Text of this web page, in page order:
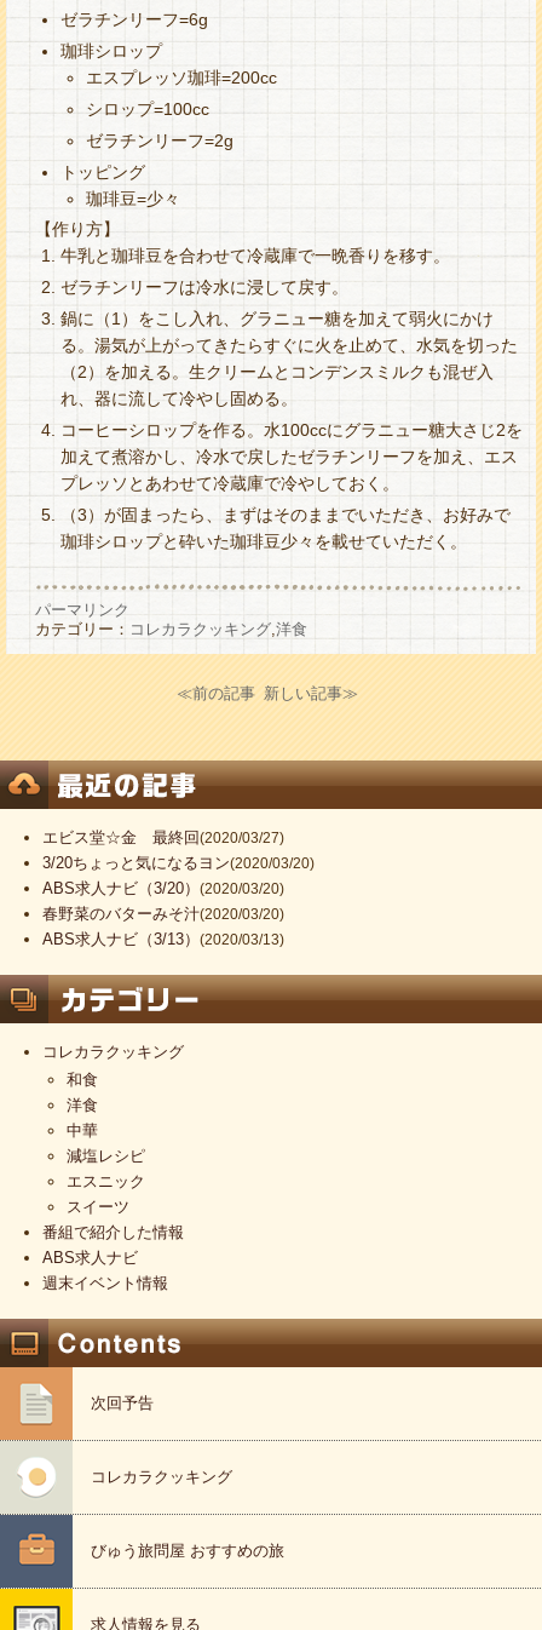
ゼラチンリーフ=6g
珈琲シロップ
エスプレッソ珈琲=200cc
シロップ=100cc
ゼラチンリーフ=2g
トッピング
珈琲豆=少々
【作り方】
牛乳と珈琲豆を合わせて冷蔵庫で一晩香りを移す。
ゼラチンリーフは冷水に浸して戻す。
鍋に（1）をこし入れ、グラニュー糖を加えて弱火にかけ
る。湯気が上がってきたらすぐに火を止めて、水気を切った
（2）を加える。生クリームとコンデンスミルクも混ぜ入
れ、器に流して冷やし固める。
コーヒーシロップを作る。水100ccにグラニュー糖大さじ2を
加えて煮溶かし、冷水で戻したゼラチンリーフを加え、エス
プレッソとあわせて冷蔵庫で冷やしておく。
（3）が固まったら、まずはそのままでいただき、お好みで
珈琲シロップと砕いた珈琲豆少々を載せていただく。
パーマリンク
カテゴリー： コレカラクッキング,洋食
≪前の記事 新しい記事≫
エビス堂☆金 最終回(2020/03/27)
3/20ちょっと気になるヨン(2020/03/20)
ABS求人ナビ（3/20）(2020/03/20)
春野菜のバターみそ汁(2020/03/20)
ABS求人ナビ（3/13）(2020/03/13)
コレカラクッキング
和食
洋食
中華
減塩レシピ
エスニック
スイーツ
番組で紹介した情報
ABS求人ナビ
週末イベント情報
次回予告
コレカラクッキング
びゅう旅問屋 おすすめの旅
求人情報を見る